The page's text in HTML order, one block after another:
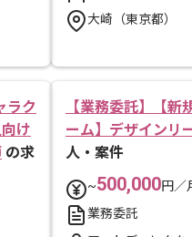
大崎（東京都）
ラク
け
の求
【業務委託】【新
ーム】デザインリ
人・案件
~500,000円／
業務委託